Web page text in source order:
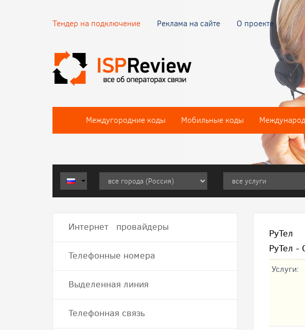
Тендер на подключение Реклама на сайте О проекте
Междугородние коды Мобильные коды
РуТел
РуТел -
Услуги:
Интернет провайдеры
Телефонные номера
Выделенная линия
Телефонная связь